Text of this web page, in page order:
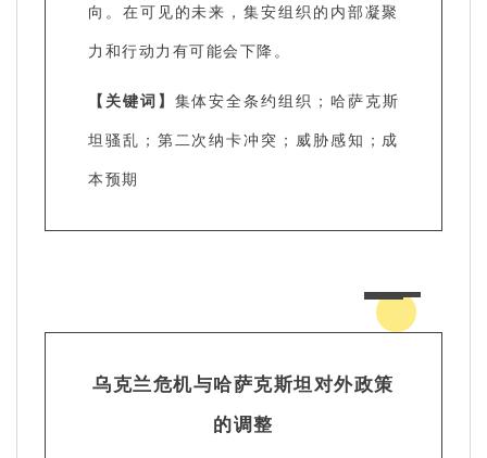
向。在可见的未来，集安组织的内部凝聚
力和行动力有可能会下降。
【关键词】 集体安全条约组织；哈萨克斯
坦骚乱；第二次纳卡冲突；威胁感知；成
本预期
乌克兰危机与哈萨克斯坦对外政策
的调整